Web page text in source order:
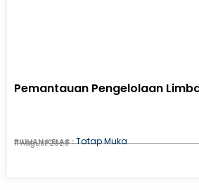
Pemantauan Pengelolaan
PILIHAN KELAS :Tatap Muka
11 August 2026